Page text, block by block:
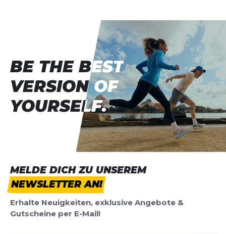
MELDE DICH ZU UNSEREM
NEWSLETTER AN!
Erhalte Neuigkeiten, exklusive Angebote &
Gutscheine per E-Mail!
BE THE BEST
VERSION OF
YOURSELF.
BE THE BEST
VERSION OF
YOURSELF.